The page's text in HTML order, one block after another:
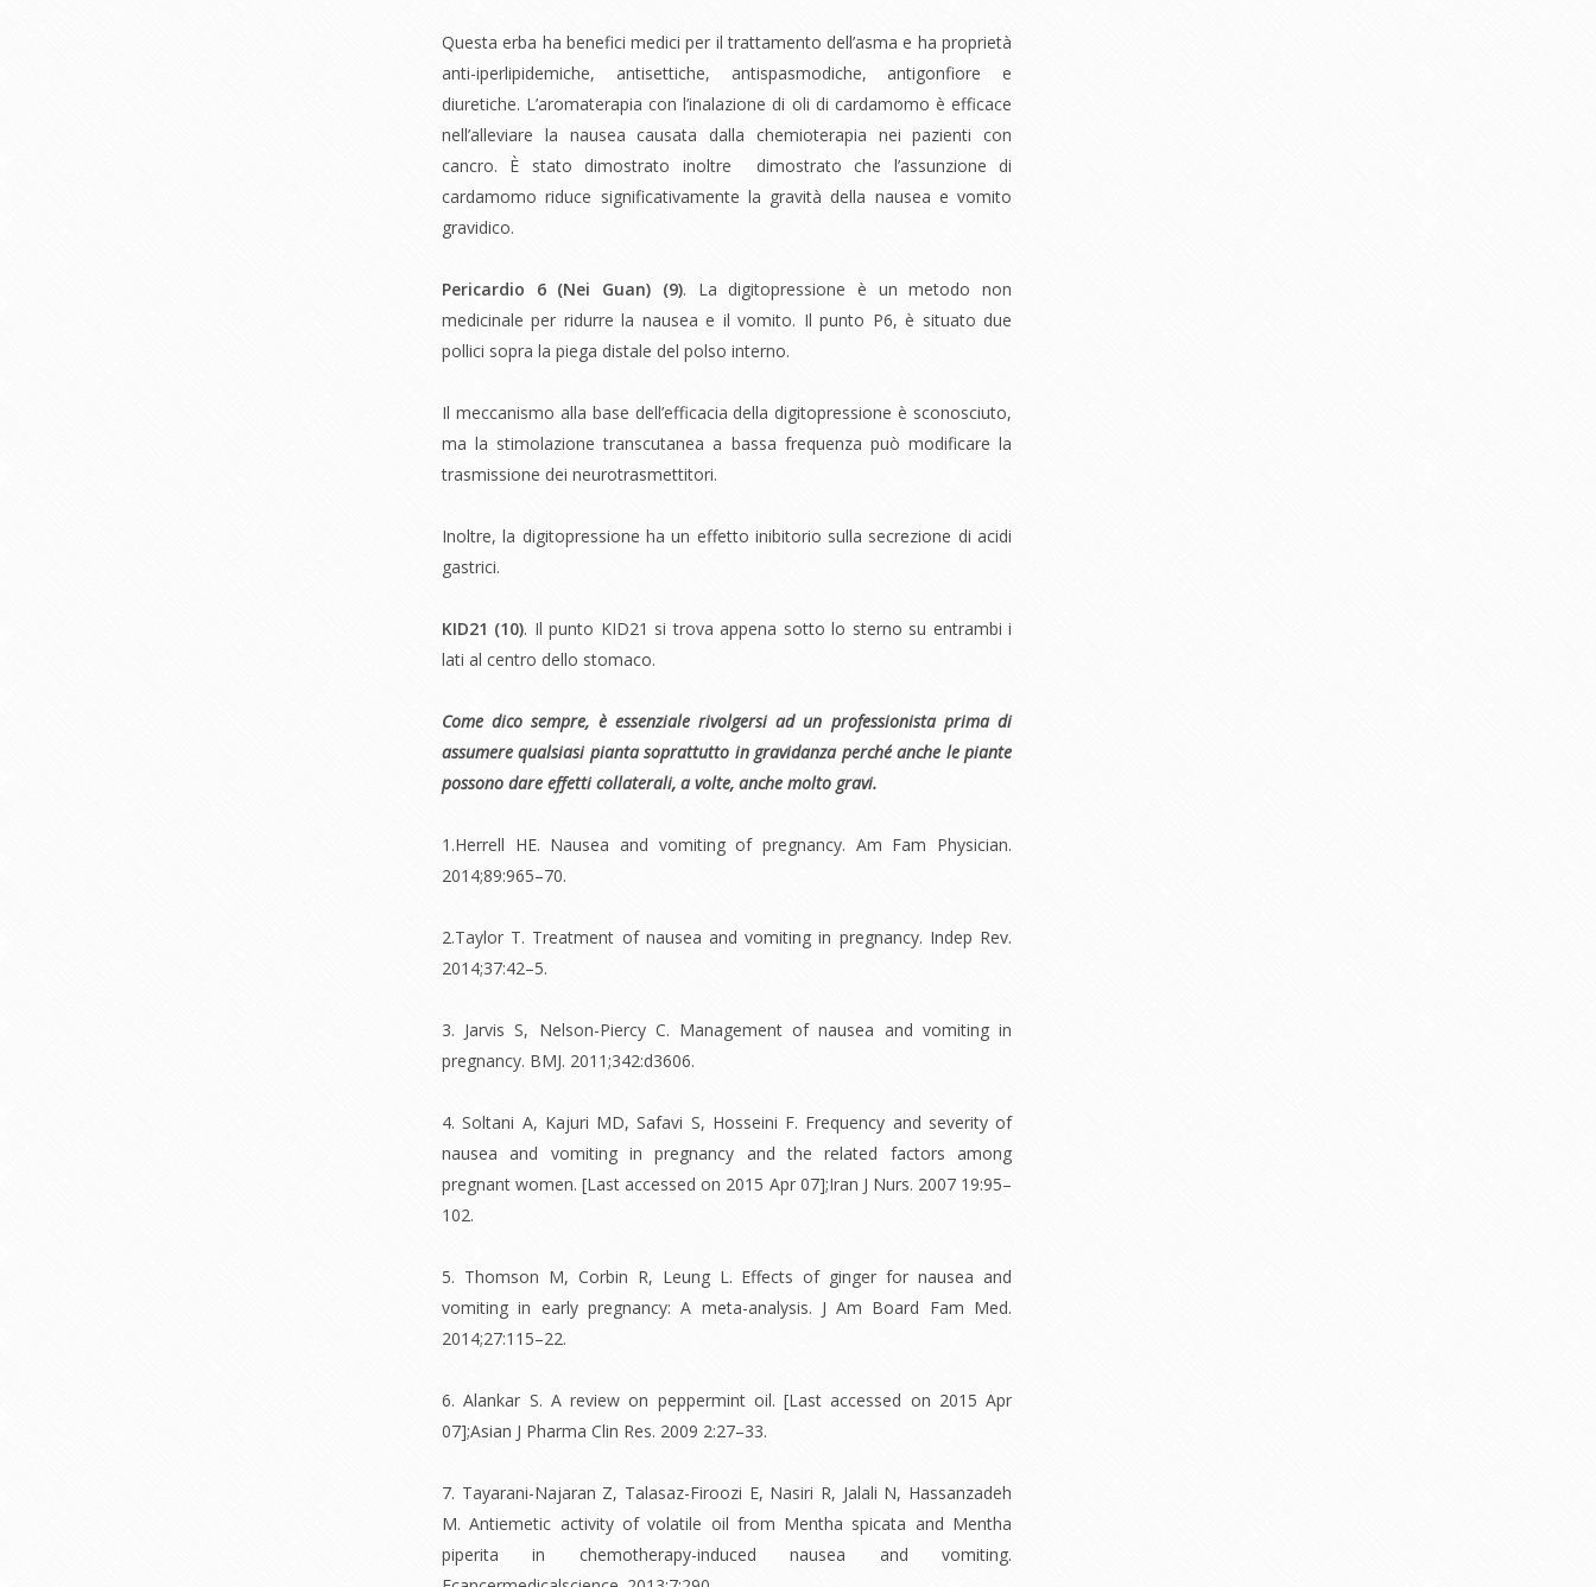
Questa erba ha benefici medici per il trattamento dell’asma e ha proprietà
anti-iperlipidemiche, antisettiche, antispasmodiche, antigonfiore e
diuretiche. L’aromaterapia con l’inalazione di oli di cardamomo è efficace
nell’alleviare la nausea causata dalla chemioterapia nei pazienti con
cancro. È stato dimostrato inoltre dimostrato che l’assunzione di
cardamomo riduce significativamente la gravità della nausea e vomito
gravidico.
Pericardio 6 (Nei Guan) (9). La digitopressione è un metodo non
medicinale per ridurre la nausea e il vomito. Il punto P6, è situato due
pollici sopra la piega distale del polso interno.
Il meccanismo alla base dell’efficacia della digitopressione è sconosciuto,
ma la stimolazione transcutanea a bassa frequenza può modificare la
trasmissione dei neurotrasmettitori.
Inoltre, la digitopressione ha un effetto inibitorio sulla secrezione di acidi
gastrici.
KID21 (10). Il punto KID21 si trova appena sotto lo sterno su entrambi i
lati al centro dello stomaco.
Come dico sempre, è essenziale rivolgersi ad un professionista prima di
assumere qualsiasi pianta soprattutto in gravidanza perché anche le piante
possono dare effetti collaterali, a volte, anche molto gravi.
1.Herrell HE. Nausea and vomiting of pregnancy. Am Fam Physician.
2014;89:965–70.
2.Taylor T. Treatment of nausea and vomiting in pregnancy. Indep Rev.
2014;37:42–5.
3. Jarvis S, Nelson-Piercy C. Management of nausea and vomiting in
pregnancy. BMJ. 2011;342:d3606.
4. Soltani A, Kajuri MD, Safavi S, Hosseini F. Frequency and severity of
nausea and vomiting in pregnancy and the related factors among
pregnant women. [Last accessed on 2015 Apr 07];Iran J Nurs. 2007 19:95–
102.
5. Thomson M, Corbin R, Leung L. Effects of ginger for nausea and
vomiting in early pregnancy: A meta-analysis. J Am Board Fam Med.
2014;27:115–22.
6. Alankar S. A review on peppermint oil. [Last accessed on 2015 Apr
07];Asian J Pharma Clin Res. 2009 2:27–33.
7. Tayarani-Najaran Z, Talasaz-Firoozi E, Nasiri R, Jalali N, Hassanzadeh
M. Antiemetic activity of volatile oil from Mentha spicata and Mentha
piperita in chemotherapy-induced nausea and vomiting.